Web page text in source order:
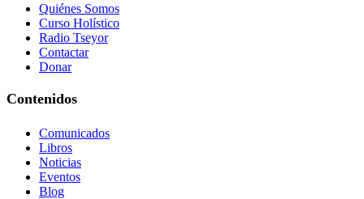
Quiénes Somos
Curso Holístico
Radio Tseyor
Contactar
Donar
Contenidos
Comunicados
Libros
Noticias
Eventos
Blog